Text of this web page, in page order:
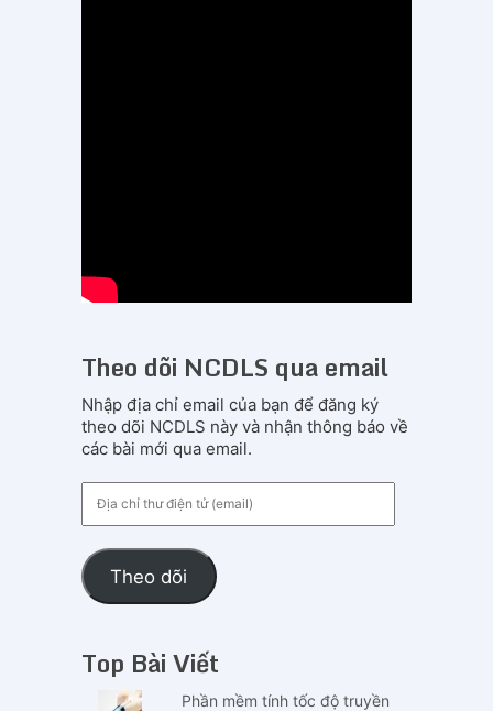
Theo dõi NCDLS qua email
Nhập địa chỉ email của bạn để đăng ký
theo dõi NCDLS này và nhận thông báo về
các bài mới qua email.
chỉ
điện
tử
(email)
Theo dõi
Top Bài Viết
Phần mềm tính tốc độ truyền